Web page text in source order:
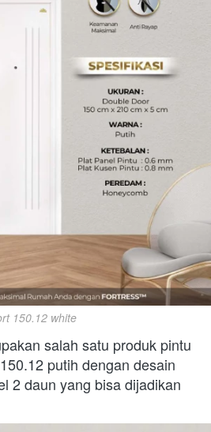
150.12 white
salah satu produk pintu
putih dengan desain
2 daun yang bisa dijadikan